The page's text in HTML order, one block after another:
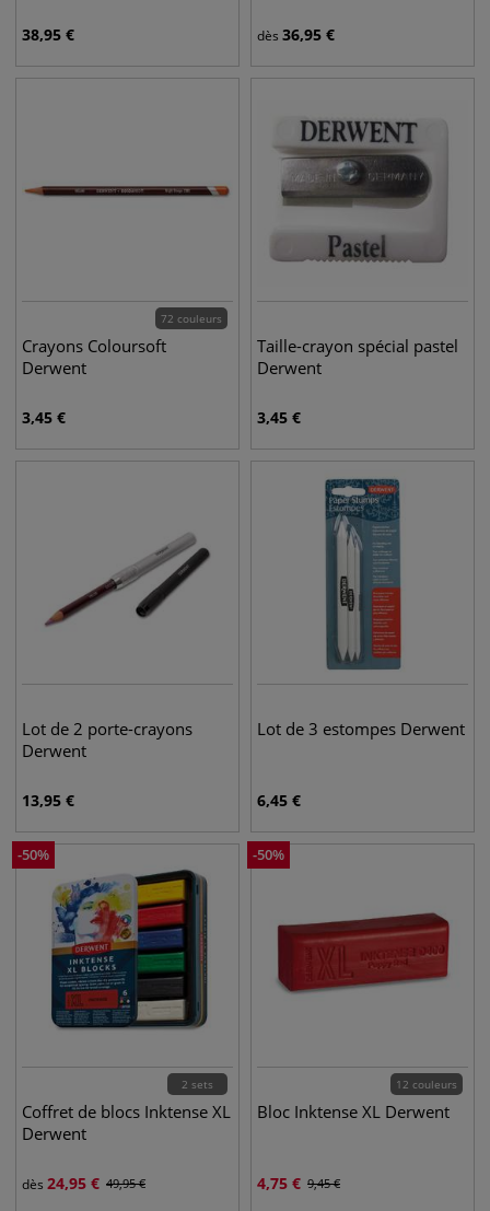
38,95 € dès 36,95 €
72 couleurs
Crayons Coloursoft
Derwent
3,45 €
Taille-crayon spécial pastel
Derwent
3,45 €
Lot de 2 porte-crayons
Derwent
13,95 €
Lot de 3 estompes Derwent
6,45 €
-50%
2 sets
Coffret de blocs Inktense XL
Derwent
dès 24,95 € 49,95€
-50%
12 couleurs
Bloc Inktense XL Derwent
4,75 € 9,45€